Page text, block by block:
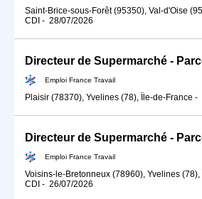
Saint-Brice-sous-Forêt (95350), Val-d'Oise
CDI - 28/07/2026
Emploi France Travail
Plaisir (78370), Yvelines (78), Île-de-France -
Emploi France Travail
Voisins-le-Bretonneux (78960), Yvelines
CDI - 26/07/2026